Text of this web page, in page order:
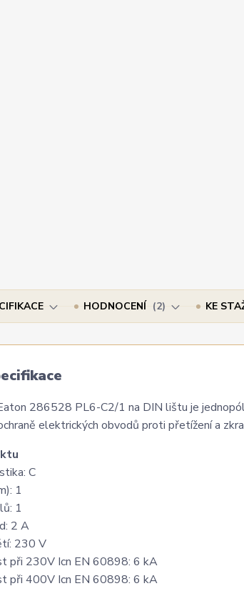
HODNOCENÍ 2 KE
286528 PL6-C2/1 na DIN lištu je
elektrických obvodů proti přetížení a
C
1
1
2 A
230 V
při 230V Icn EN 60898: 6 kA
při 400V Icn EN 60898: 6 kA